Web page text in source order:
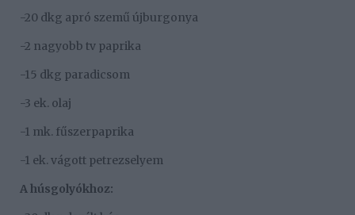
-20 dkg apró szemű újburgonya
-2 nagyobb tv paprika
-15 dkg paradicsom
-3 ek. olaj
-1 mk. fűszerpaprika
-1 ek. vágott petrezselyem
A húsgolyókhoz: